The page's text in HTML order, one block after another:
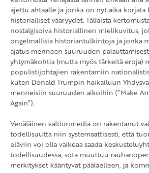
ajettu ahtaalle ja jonka on nyt aika korjata
historialliset vääryydet. Tällaista
nostalgisoiva historiallinen mielikuvitus,
ongelmallisia historiantulkintoja ja jonka
ajatus menneen suuruuden
yhtymäkohtia (mutta myös tärkeitä eroja)
populistijohtajien rakentamiin
kuten Donald Trumpin haikailuun
menneisiin suuruuden aikoihin (”Make
Again”).
Venäläinen valtionmedia on rakentanut
todellisuutta niin systemaattisesti, että
eläviin voi olla vaikeaa saada
todellisuudessa, sota muuttuu
merkitykset kääntyvät päälaelleen, ja